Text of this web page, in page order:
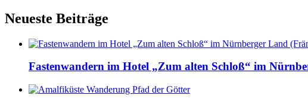
Neueste Beiträge
Fastenwandern im Hotel „Zum alten Schloß“ im